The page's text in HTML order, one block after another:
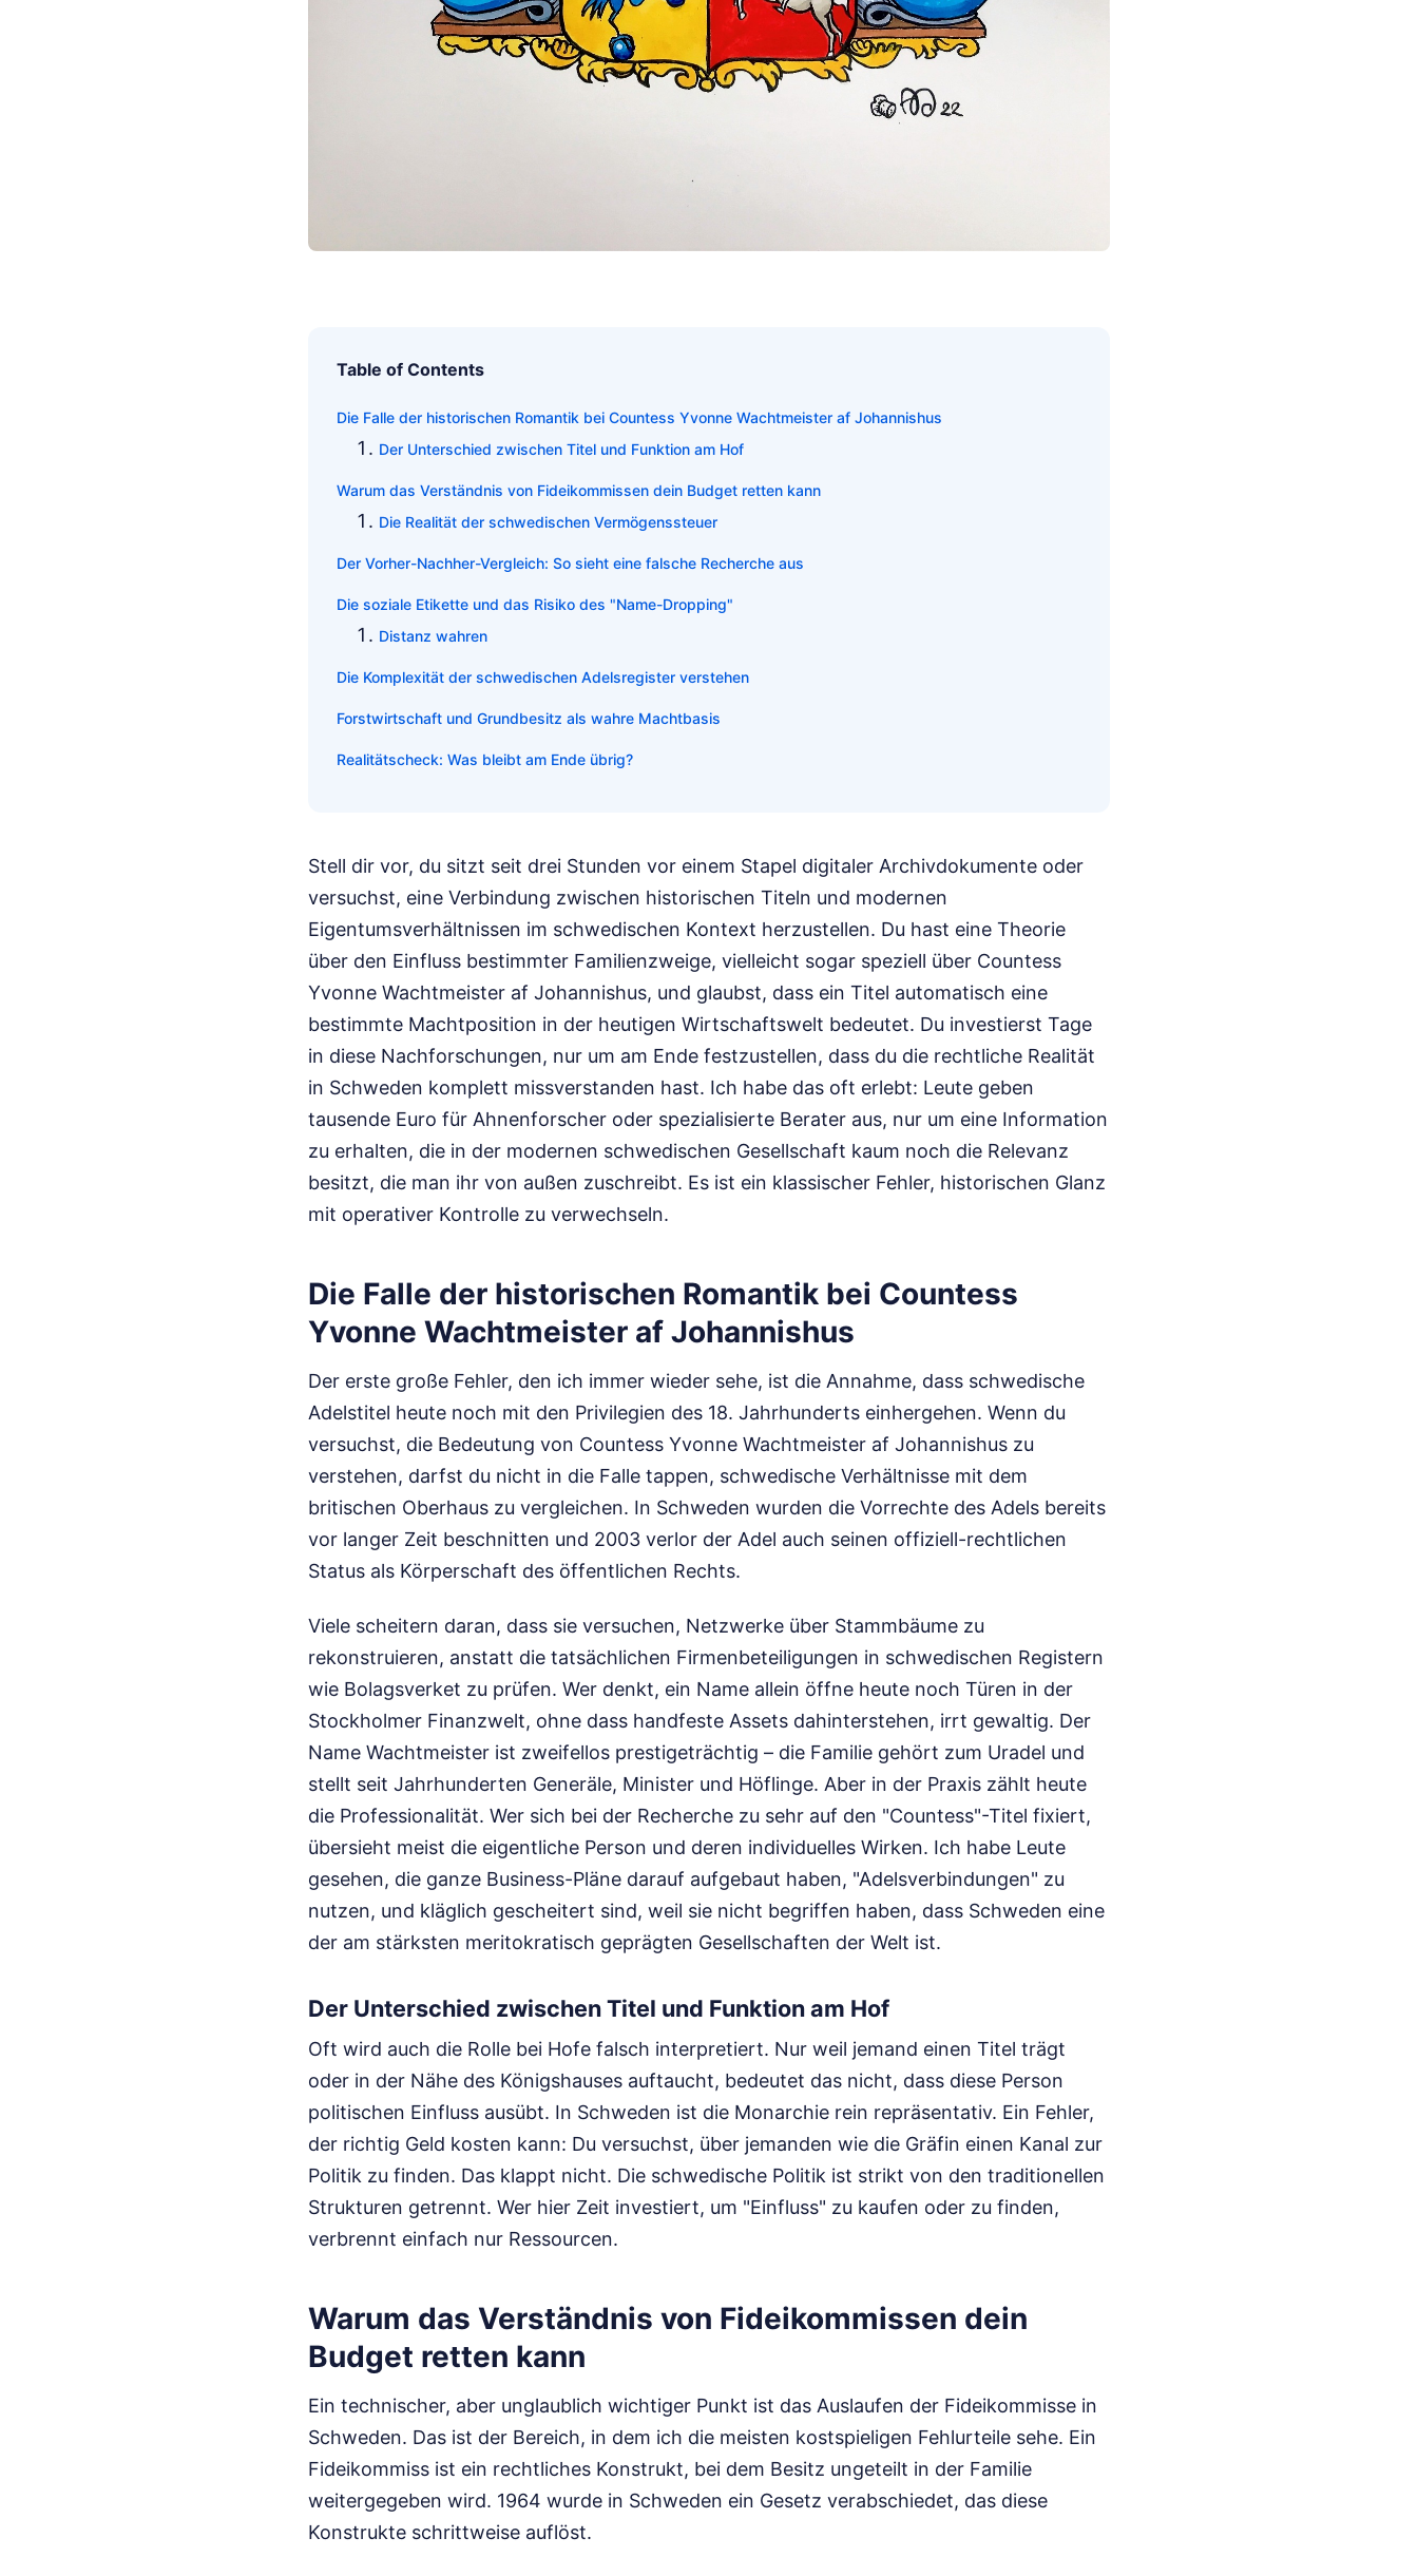
Table of Contents
Die Falle der historischen Romantik bei Countess Yvonne Wachtmeister af Johannishus
Der Unterschied zwischen Titel und Funktion am Hof
Warum das Verständnis von Fideikommissen dein Budget retten kann
Die Realität der schwedischen Vermögenssteuer
Der Vorher-Nachher-Vergleich: So sieht eine falsche Recherche aus
Die soziale Etikette und das Risiko des "Name-Dropping"
Distanz wahren
Die Komplexität der schwedischen Adelsregister verstehen
Forstwirtschaft und Grundbesitz als wahre Machtbasis
Realitätscheck: Was bleibt am Ende übrig?
Stell dir vor, du sitzt seit drei Stunden vor einem Stapel digitaler Archivdokumente oder
versuchst, eine Verbindung zwischen historischen Titeln und modernen
Eigentumsverhältnissen im schwedischen Kontext herzustellen. Du hast eine Theorie
über den Einfluss bestimmter Familienzweige, vielleicht sogar speziell über Countess
Yvonne Wachtmeister af Johannishus, und glaubst, dass ein Titel automatisch eine
bestimmte Machtposition in der heutigen Wirtschaftswelt bedeutet. Du investierst Tage
in diese Nachforschungen, nur um am Ende festzustellen, dass du die rechtliche Realität
in Schweden komplett missverstanden hast. Ich habe das oft erlebt: Leute geben
tausende Euro für Ahnenforscher oder spezialisierte Berater aus, nur um eine Information
zu erhalten, die in der modernen schwedischen Gesellschaft kaum noch die Relevanz
besitzt, die man ihr von außen zuschreibt. Es ist ein klassischer Fehler, historischen Glanz
mit operativer Kontrolle zu verwechseln.
Die Falle der historischen Romantik bei Countess
Yvonne Wachtmeister af Johannishus
Der erste große Fehler, den ich immer wieder sehe, ist die Annahme, dass schwedische
Adelstitel heute noch mit den Privilegien des 18. Jahrhunderts einhergehen. Wenn du
versuchst, die Bedeutung von Countess Yvonne Wachtmeister af Johannishus zu
verstehen, darfst du nicht in die Falle tappen, schwedische Verhältnisse mit dem
britischen Oberhaus zu vergleichen. In Schweden wurden die Vorrechte des Adels bereits
vor langer Zeit beschnitten und 2003 verlor der Adel auch seinen offiziell-rechtlichen
Status als Körperschaft des öffentlichen Rechts.
Viele scheitern daran, dass sie versuchen, Netzwerke über Stammbäume zu
rekonstruieren, anstatt die tatsächlichen Firmenbeteiligungen in schwedischen Registern
wie Bolagsverket zu prüfen. Wer denkt, ein Name allein öffne heute noch Türen in der
Stockholmer Finanzwelt, ohne dass handfeste Assets dahinterstehen, irrt gewaltig. Der
Name Wachtmeister ist zweifellos prestigeträchtig – die Familie gehört zum Uradel und
stellt seit Jahrhunderten Generäle, Minister und Höflinge. Aber in der Praxis zählt heute
die Professionalität. Wer sich bei der Recherche zu sehr auf den "Countess"-Titel fixiert,
übersieht meist die eigentliche Person und deren individuelles Wirken. Ich habe Leute
gesehen, die ganze Business-Pläne darauf aufgebaut haben, "Adelsverbindungen" zu
nutzen, und kläglich gescheitert sind, weil sie nicht begriffen haben, dass Schweden eine
der am stärksten meritokratisch geprägten Gesellschaften der Welt ist.
Der Unterschied zwischen Titel und Funktion am Hof
Oft wird auch die Rolle bei Hofe falsch interpretiert. Nur weil jemand einen Titel trägt
oder in der Nähe des Königshauses auftaucht, bedeutet das nicht, dass diese Person
politischen Einfluss ausübt. In Schweden ist die Monarchie rein repräsentativ. Ein Fehler,
der richtig Geld kosten kann: Du versuchst, über jemanden wie die Gräfin einen Kanal zur
Politik zu finden. Das klappt nicht. Die schwedische Politik ist strikt von den traditionellen
Strukturen getrennt. Wer hier Zeit investiert, um "Einfluss" zu kaufen oder zu finden,
verbrennt einfach nur Ressourcen.
Warum das Verständnis von Fideikommissen dein
Budget retten kann
Ein technischer, aber unglaublich wichtiger Punkt ist das Auslaufen der Fideikommisse in
Schweden. Das ist der Bereich, in dem ich die meisten kostspieligen Fehlurteile sehe. Ein
Fideikommiss ist ein rechtliches Konstrukt, bei dem Besitz ungeteilt in der Familie
weitergegeben wird. 1964 wurde in Schweden ein Gesetz verabschiedet, das diese
Konstrukte schrittweise auflöst.